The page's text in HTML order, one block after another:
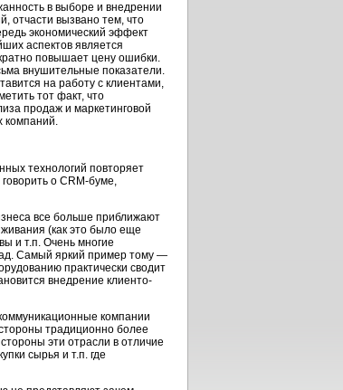
в выборе и внедрении
отчасти вызвано тем, что
экономический эффект
аспектов является
повышает цену ошибки.
внушительные показатели.
на работу с клиентами,
тот факт, что
продаж и маркетинговой
компаний.
технологий повторяет
о CRM-буме,
все больше приближают
(как это было еще
и т.п. Очень многие
Самый яркий пример тому —
практически сводит
внедрение клиенто-
компании
традиционно более
эти отрасли в отличие
сырья и т.п. где